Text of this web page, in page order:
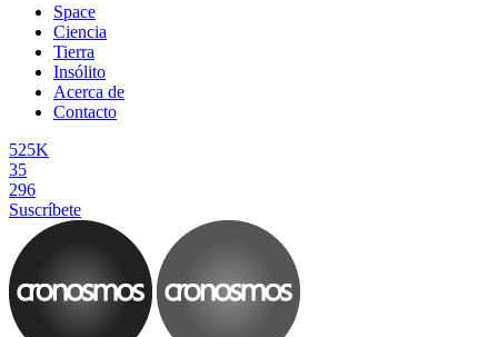
Space
Ciencia
Tierra
Insólito
Acerca de
Contacto
525K
35
296
Suscríbete